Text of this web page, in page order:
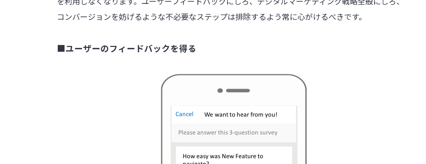
コンバージョンを妨げるような不必要なステップは排除するよう常に心がけるべきです。
■ユーザーのフィードバックを得る